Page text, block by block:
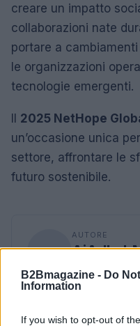
B2Bmagazine - Do
Information
If you wish to opt-out of
creare un impatto
collaborazioni nate
portare a
le organizzazioni
tecnologie emergenti.
Il 2025 NetHope
un’occasione unica
settore, affrontare le
futuro sostenibile.
AUTORE